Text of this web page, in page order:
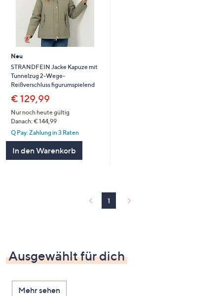
rechts,
diese
anzuzeigen.
Neu
STRANDFEIN Jacke Kapuze mit
Tunnelzug 2-Wege-
Reißverschluss figurumspielend
€ 129,99
Nur noch heute gültig
Danach: € 144,99
Q Pay: Zahlung in 3 Raten
In den Warenkorb
1
Ausgewählt für dich
Mehr sehen